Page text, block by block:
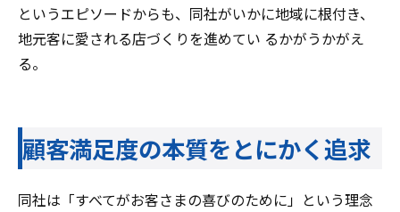
というエピソードからも、同社がいかに地域に根付き、
地元客に愛される店づくりを進めてい るかがうかがえ
る。
顧客満足度の本質をとにかく追求
同社は「すべてがお客さまの喜びのために」という理念